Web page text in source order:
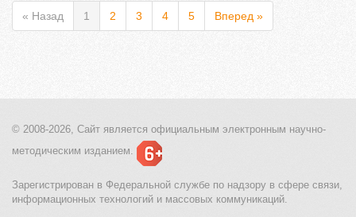
« Назад 1 2 3 4 5 Вперед »
© 2008-2026, Сайт является официальным электронным научно-
методическим изданием.
Зарегистрирован в Федеральной службе по надзору в сфере связи,
информационных технологий и массовых коммуникаций.